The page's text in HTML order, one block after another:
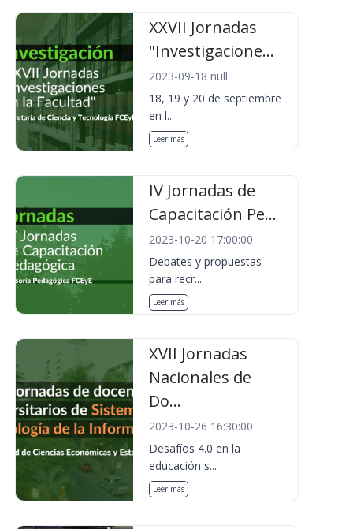
XXVII Jornadas
"Investigacione...
2023-09-18 null
18, 19 y 20 de septiembre
en l...
Leer más
IV Jornadas de
Capacitación Pe...
2023-10-20 17:00:00
Debates y propuestas
para recr...
Leer más
XVII Jornadas
Nacionales de
Do...
2023-10-26 16:30:00
Desafíos 4.0 en la
educación s...
Leer más